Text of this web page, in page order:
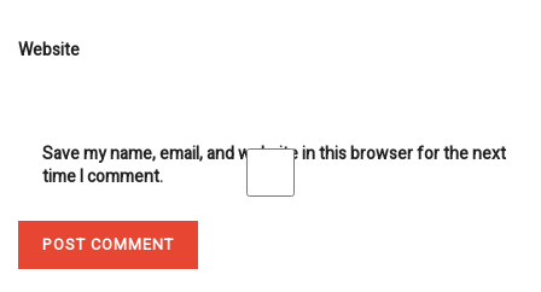
Website
Save my name, email, and website in this browser for the next
time I comment.